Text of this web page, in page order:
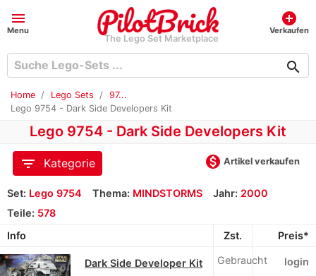
menu
Menu
The Lego Set Marketplace
add_circle
Verkaufen
search
Home Lego Sets
97...
Lego 9754 - Dark Side Developers Kit
Lego 9754 - Dark Side Developers Kit
filter_list
Kategorie monetization_on Artikel verkaufen
Set: Lego 9754 Thema: MINDSTORMS Jahr: 2000
Teile: 578
Info
Zst. Preis*
Dark Side Developer Kit Gebraucht login